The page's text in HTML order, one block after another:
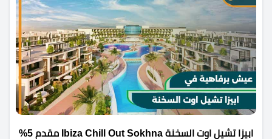
ابيزا تشيل اوت السخنة Ibiza Chill Out Sokhna مقدم 5%